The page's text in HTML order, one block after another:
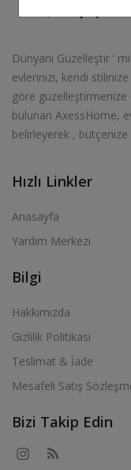
Dünyanı Güzelleştir ‘
evlerinizi, kendi
göre güzelleştirmenize
bulunan AxessHome,
belirleyerek ,
Hızlı Linkler
Anasayfa
Yardım Merkezi
Bilgi
Hakkımızda
Gizlilik Politikasi
Teslimat & İade
Mesafeli Satış
Bizi Takip Edin